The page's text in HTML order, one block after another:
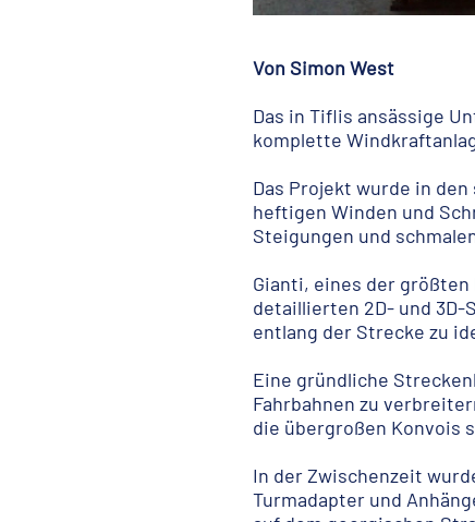
Von Simon West
Das in Tiflis ansässige
komplette
Das Projekt wurde in
heftigen Winden und
Steigungen und
Gianti, eines der
detaillierten 2D- und
entlang der Strecke zu
Eine gründliche
Fahrbahnen zu
die übergroßen Konvois
In der Zwischenzeit
Turmadapter und